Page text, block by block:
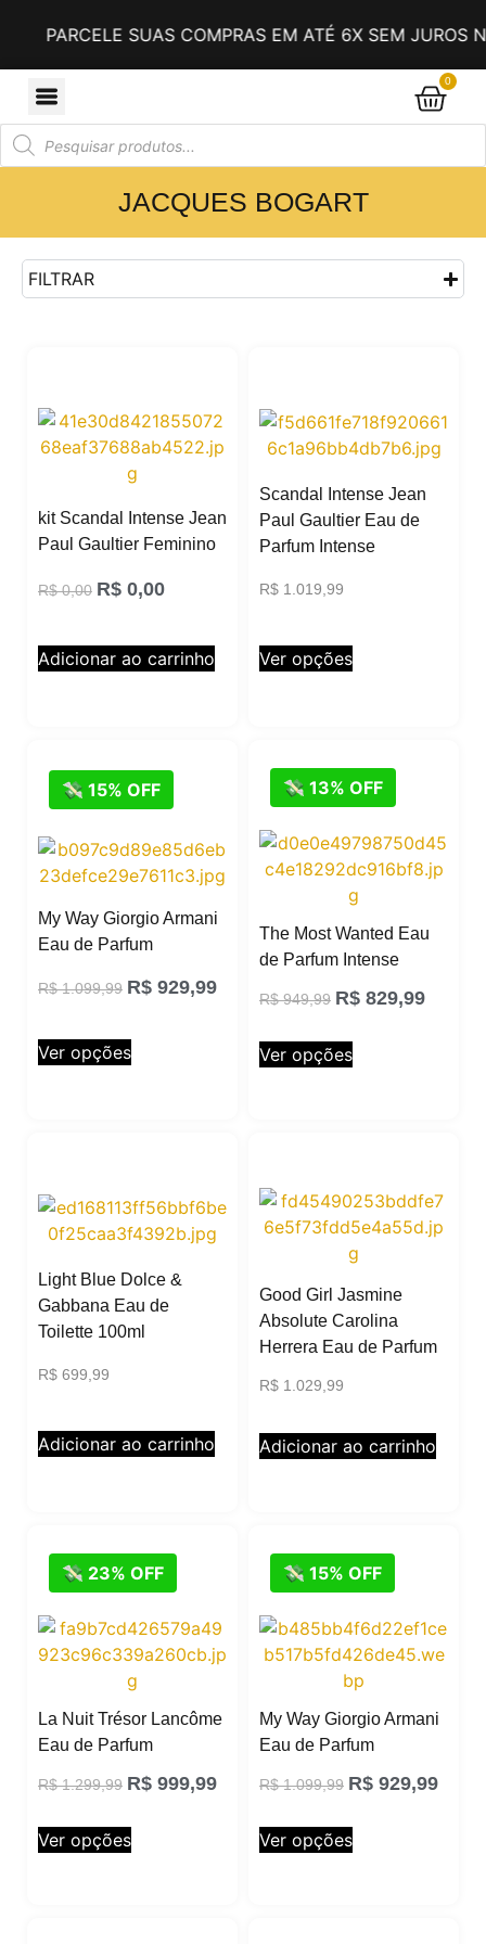
PARCELE SUAS COMPRAS EM ATÉ 6X SEM JUROS NO
0
JACQUES BOGART
FILTRAR
kit Scandal Intense Jean
Paul Gaultier Feminino
R$0,00 R$ 0,00
Adicionar ao carrinho
Scandal Intense Jean
Paul Gaultier Eau de
Parfum Intense
R$ 1.019,99
Ver opções
💸 15% OFF
My Way Giorgio Armani
Eau de Parfum
R$1.099,99 R$ 929,99
Ver opções
💸 13% OFF
The Most Wanted Eau
de Parfum Intense
R$949,99 R$ 829,99
Ver opções
Light Blue Dolce &
Gabbana Eau de
Toilette 100ml
R$ 699,99
Adicionar ao carrinho
Good Girl Jasmine
Absolute Carolina
Herrera Eau de Parfum
R$ 1.029,99
Adicionar ao carrinho
💸 23% OFF
La Nuit Trésor Lancôme
Eau de Parfum
R$1.299,99 R$ 999,99
Ver opções
💸 15% OFF
My Way Giorgio Armani
Eau de Parfum
R$1.099,99 R$ 929,99
Ver opções